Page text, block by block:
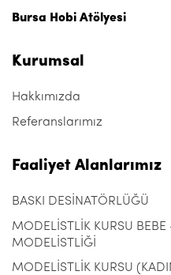
Bursa Hobi Atölyesi
Kurumsal
Hakkımızda
Referanslarımız
Faaliyet Alanlarımız
BASKI DESİNATÖRLÜĞÜ
MODELİSTLİK KURSU
MODELİSTLİĞİ
MODELİSTLİK KURSU